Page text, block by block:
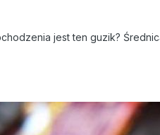
jest ten guzik?